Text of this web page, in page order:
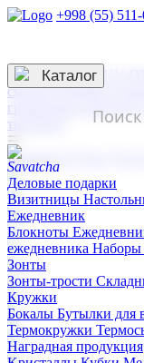
+998 (55)
3D гравировка
смолой (Doming)
гравировка твердая
тиснение
☰
Контакты
Каталог
Деловые подарки
Визитницы
Ежедневник
Блокноты
ежедневника Наборы
Зонты
Зонты-трости
Кружки
Бокалы Бутылки для
Термокружки
Наградная продукция